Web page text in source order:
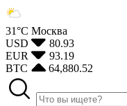
31°С Москва
USD
80.93
EUR
93.19
BTC
64,880.52